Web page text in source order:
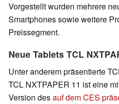
Vorgestellt wurden mehrere
Smartphones sowie weitere
Preissegment.
Neue Tablets TCL
Unter anderem präsentierte
TCL NXTPAPER 11 ist eine
Version desauf dem CES